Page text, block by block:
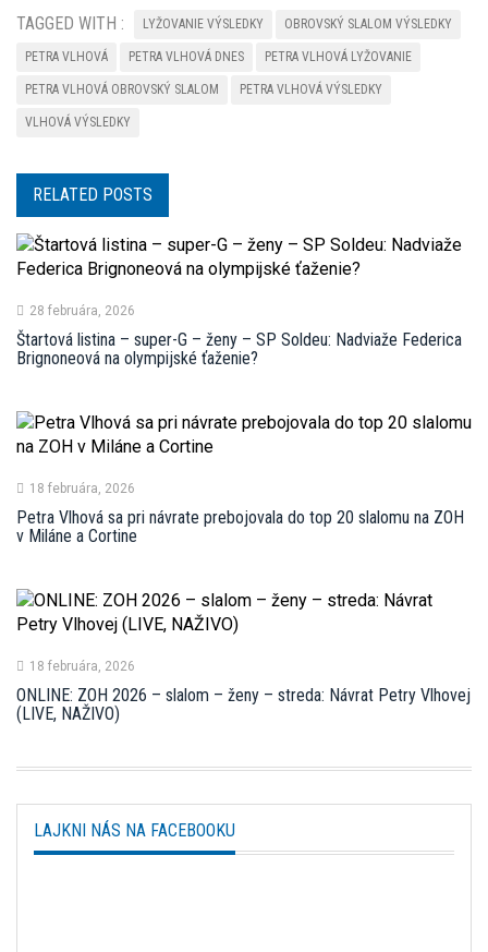
TAGGED WITH : LYŽOVANIE VÝSLEDKY OBROVSKÝ SLALOM VÝSLEDKY
PETRA VLHOVÁ PETRA VLHOVÁ DNES PETRA VLHOVÁ LYŽOVANIE
PETRA VLHOVÁ OBROVSKÝ SLALOM PETRA VLHOVÁ VÝSLEDKY
VLHOVÁ VÝSLEDKY
RELATED POSTS
28 februára, 2026
Štartová listina – super-G – ženy – SP Soldeu: Nadviaže Federica
Brignoneová na olympijské ťaženie?
18 februára, 2026
Petra Vlhová sa pri návrate prebojovala do top 20 slalomu na ZOH
v Miláne a Cortine
18 februára, 2026
ONLINE: ZOH 2026 – slalom – ženy – streda: Návrat Petry Vlhovej
(LIVE, NAŽIVO)
LAJKNI NÁS NA FACEBOOKU